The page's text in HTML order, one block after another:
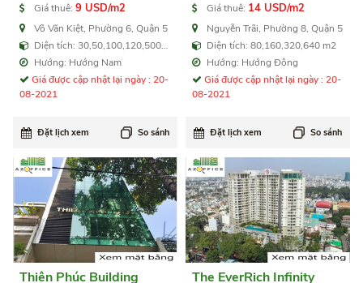
Giá thuê: 9 USD/m2
Võ Văn Kiệt, Phường 6, Quận 5
Diện tích: 30,50,100,120,500
m2 Hướng: Hướng Nam
Giá được cập nhật lại ngày : 20-
08-2021
Đặt lịch xem So sánh
Giá thuê: 14 USD/m2
Nguyễn Trãi, Phường 8, Quận 5
Diện tích: 80,160,320,640 m2
Hướng: Hướng Đông
Giá được cập nhật lại ngày : 20-
08-2021
Đặt lịch xem So sánh
Thiên Phúc Building The EverRich Infinity